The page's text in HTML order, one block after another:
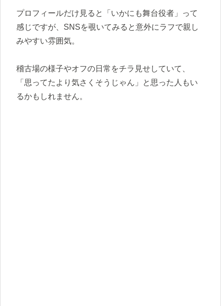
プロフィールだけ見ると「いかにも舞台役者」って
感じですが、SNSを覗いてみると意外にラフで親し
みやすい雰囲気。
稽古場の様子やオフの日常をチラ見せしていて、
「思ってたより気さくそうじゃん」と思った人もい
るかもしれません。